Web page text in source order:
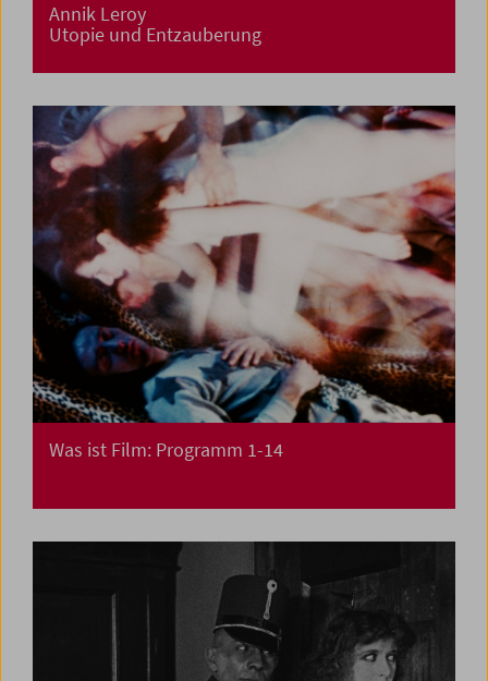
Annik Leroy
Utopie und Entzauberung
Was ist Film: Programm 1-14